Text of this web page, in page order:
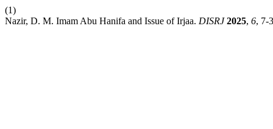
(1)
Nazir, D. M. Imam Abu Hanifa and Issue of Irjaa. DISRJ 2025, 6, 7-